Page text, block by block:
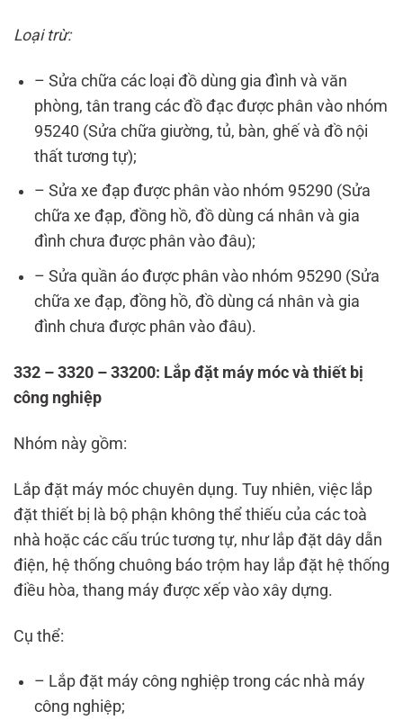
Loại trừ:
– Sửa chữa các loại đồ dùng gia đình và văn
phòng, tân trang các đồ đạc được phân vào nhóm
95240 (Sửa chữa giường, tủ, bàn, ghế và đồ nội
thất tư­ơng tự);
– Sửa xe đạp được phân vào nhóm 95290 (Sửa
chữa xe đạp, đồng hồ, đồ dùng cá nhân và gia
đình chưa được phân vào đâu);
– Sửa quần áo được phân vào nhóm 95290 (Sửa
chữa xe đạp, đồng hồ, đồ dùng cá nhân và gia
đình chưa được phân vào đâu).
332 – 3320 – 33200: Lắp đặt máy móc và thiết bị
công nghiệp
Nhóm này gồm:
Lắp đặt máy móc chuyên dụng. Tuy nhiên, việc lắp
đặt thiết bị là bộ phận không thể thiếu của các toà
nhà hoặc các cấu trúc tương tự, như lắp đặt dây dẫn
điện, hệ thống chuông báo trộm hay lắp đặt hệ thống
điều hòa, thang máy được xếp vào xây dựng.
Cụ thể:
– Lắp đặt máy công nghiệp trong các nhà máy
công nghiệp;